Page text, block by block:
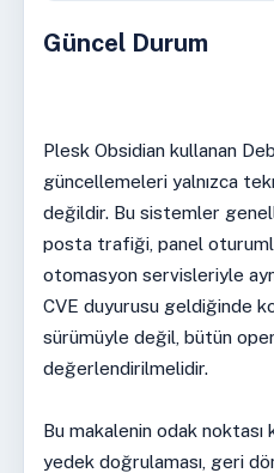
Güncel Durum
Plesk Obsidian kullanan
güncellemeleri yalnızca
değildir. Bu sistemler
posta trafiği, panel
otomasyon servisleriyle
CVE duyurusu geldiğinde
sürümüyle değil, bütün
değerlendirilmelidir.
Bu makalenin odak
yedek doğrulaması, geri